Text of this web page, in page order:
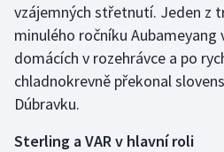
Stolní tenis
Triatlon
Veslování
Vodní slalom
vzájemných střetnutí. Jeden z
minulého ročníku Aubameyang
domácích v rozehrávce a po
chladnokrevně překonal
Dúbravku.
Sterling a VAR v hlavní roli